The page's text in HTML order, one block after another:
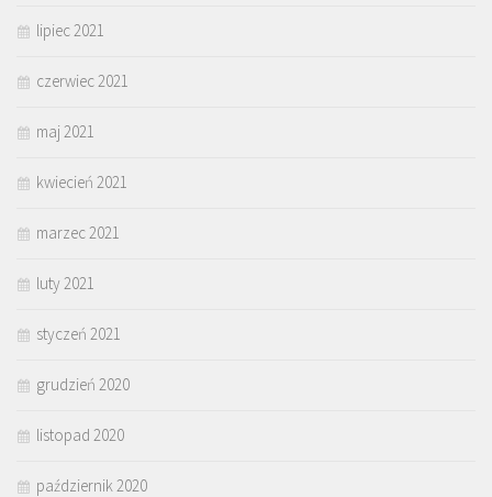
lipiec 2021
czerwiec 2021
maj 2021
kwiecień 2021
marzec 2021
luty 2021
styczeń 2021
grudzień 2020
listopad 2020
październik 2020